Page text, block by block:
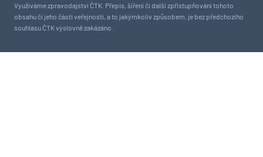
Využíváme zpravodajství ČTK. Přepis, šíření či další zpřístupňování tohoto
obsahu či jeho části veřejnosti, a to jakýmkoliv způsobem, je bez předchozího
souhlasu ČTK výslovně zakázáno.